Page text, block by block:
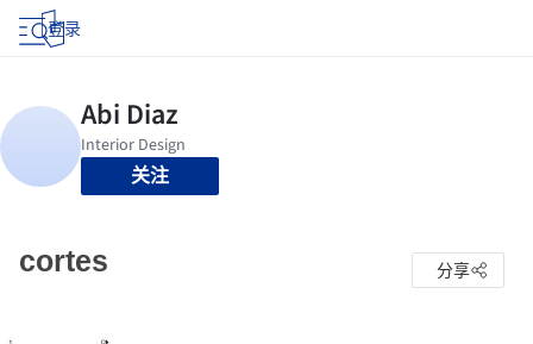
登录
关注
cortes 分享